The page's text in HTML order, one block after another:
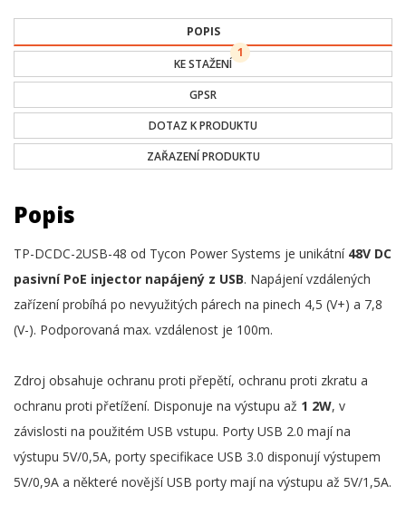
POPIS
KE STAŽENÍ
1
GPSR
DOTAZ K PRODUKTU
ZAŘAZENÍ PRODUKTU
Popis
TP-DCDC-2USB-48 od Tycon Power Systems je unikátní 48V DC
pasivní PoE injector napájený z USB. Napájení vzdálených
zařízení probíhá po nevyužitých párech na pinech 4,5 (V+) a 7,8
(V-). Podporovaná max. vzdálenost je 100m.
Zdroj obsahuje ochranu proti přepětí, ochranu proti zkratu a
ochranu proti přetížení. Disponuje na výstupu až 1 2W, v
závislosti na použitém USB vstupu. Porty USB 2.0 mají na
výstupu 5V/0,5A, porty specifikace USB 3.0 disponují výstupem
5V/0,9A a některé novější USB porty mají na výstupu až 5V/1,5A.